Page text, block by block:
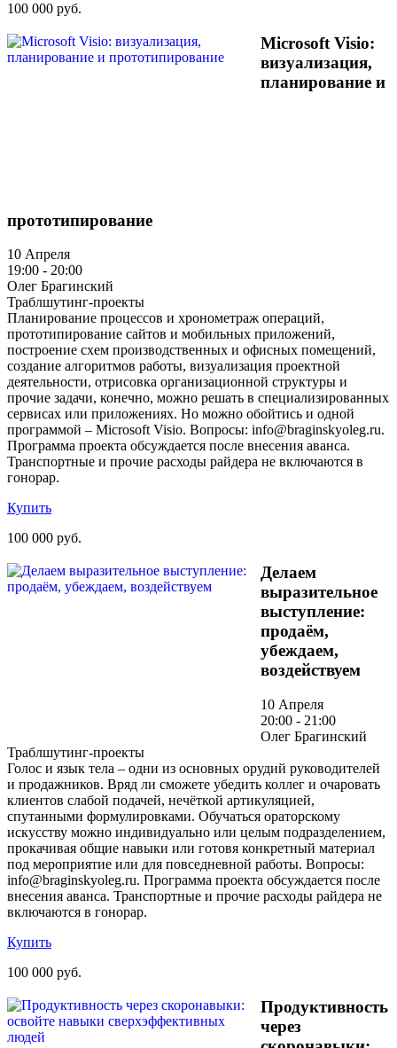
100 000 руб.
Microsoft Visio:
визуализация,
планирование и
прототипирование
10 Апреля
19:00 - 20:00
Олег Брагинский
Траблшутинг-проекты
Планирование процессов и хронометраж операций,
прототипирование сайтов и мобильных приложений,
построение схем производственных и офисных помещений,
создание алгоритмов работы, визуализация проектной
деятельности, отрисовка организационной структуры и
прочие задачи, конечно, можно решать в специализированных
сервисах или приложениях. Но можно обойтись и одной
программой – Microsoft Visio. Вопросы: info@braginskyoleg.ru.
Программа проекта обсуждается после внесения аванса.
Транспортные и прочие расходы райдера не включаются в
гонорар.
Купить
100 000 руб.
Делаем
выразительное
выступление:
продаём,
убеждаем,
воздействуем
10 Апреля
20:00 - 21:00
Олег Брагинский
Траблшутинг-проекты
Голос и язык тела – одни из основных орудий руководителей
и продажников. Вряд ли сможете убедить коллег и очаровать
клиентов слабой подачей, нечёткой артикуляцией,
спутанными формулировками. Обучаться ораторскому
искусству можно индивидуально или целым подразделением,
прокачивая общие навыки или готовя конкретный материал
под мероприятие или для повседневной работы. Вопросы:
info@braginskyoleg.ru. Программа проекта обсуждается после
внесения аванса. Транспортные и прочие расходы райдера не
включаются в гонорар.
Купить
100 000 руб.
Продуктивность
через